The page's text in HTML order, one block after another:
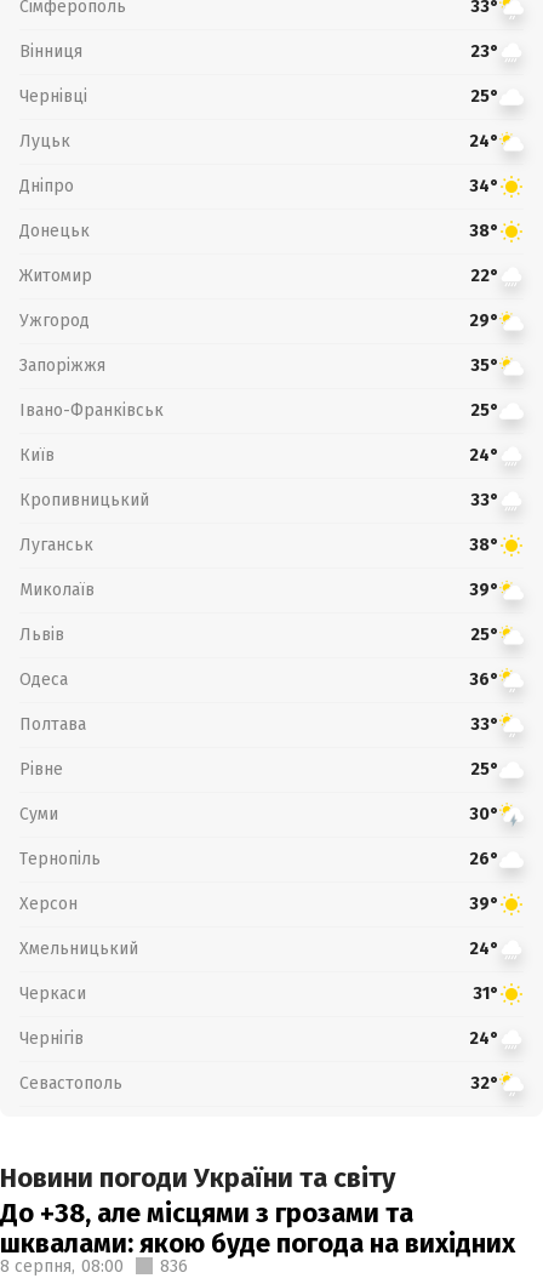
Сімферополь 33°
Вінниця 23°
Чернівці 25°
Луцьк 24°
Дніпро 34°
Донецьк 38°
Житомир 22°
Ужгород 29°
Запоріжжя 35°
Івано-Франківськ 25°
Київ 24°
Кропивницький 33°
Луганськ 38°
Миколаїв 39°
Львів 25°
Одеса 36°
Полтава 33°
Рівне 25°
Суми 30°
Тернопіль 26°
Херсон 39°
Хмельницький 24°
Черкаси 31°
Чернігів 24°
Севастополь 32°
Новини погоди України та світу
До +38, але місцями з грозами та
шквалами: якою буде погода на вихідних
8 серпня, 08:00 836